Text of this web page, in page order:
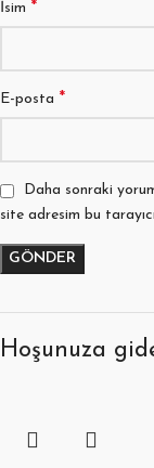
İsim *
E-posta *
Daha sonraki
site adresim bu
Hoşunuza